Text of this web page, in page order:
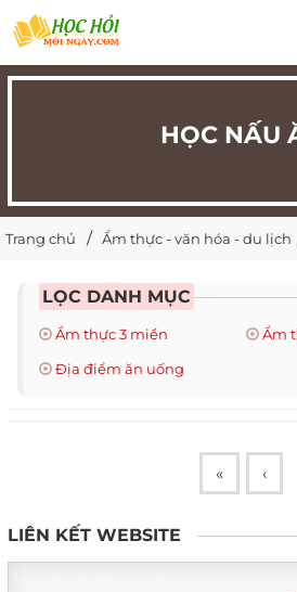
HỌC NẤU
Trang chủ Ẩm thực - văn hóa - du lịch
LỌC DANH MỤC
Ẩm thực 3 miền
Ẩm
Địa điểm ăn uống
« ‹
LIÊN KẾT WEBSITE